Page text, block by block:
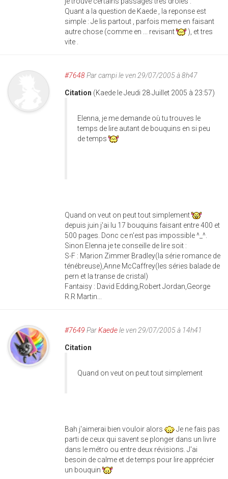
Quant a la question de Kaede , la reponse est
simple : Je lis partout , parfois meme en faisant
autre chose (comme en ... revisant
), et tres
vite .
#7648Parcampile ven 29/07/2005 à 8h47
Citation (Kaede le Jeudi 28 Juillet 2005 à 23:57)
Elenna, je me demande où tu trouves le
temps de lire autant de bouquins en si peu
de temps
Quand on veut on peut tout simplement
depuis juin j'ai lu 17 bouquins faisant entre 400 et
500 pages. Donc ce n'est pas impossible ^_^.
Sinon Elenna je te conseille de lire soit :
S-F : Marion Zimmer Bradley(la série romance de
ténébreuse),Anne McCaffrey(les séries balade de
pern et la transe de cristal)
Fantaisy : David Edding,Robert Jordan,George
R.R Martin...
#7649 ParKaedele ven 29/07/2005 à 14h41
Citation
Quand on veut on peut tout simplement
Bah j'aimerai bien vouloir alors
Je ne fais pas
parti de ceux qui savent se plonger dans un livre
dans le métro ou entre deux révisions. J'ai
besoin de calme et de temps pour lire apprécier
un bouquin